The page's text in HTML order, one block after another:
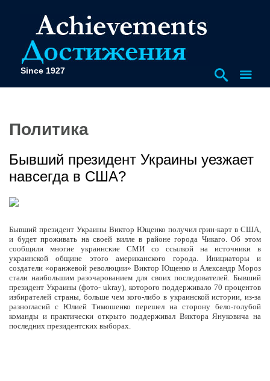
Since 1927
Политика
Бывший президент Украины уезжает
навсегда в США?
Бывший президент Украины Виктор Ющенко получил грин-карт в США,
и будет проживать на своей вилле в районе города Чикаго. Об этом
сообщили многие украинские СМИ со ссылкой на источники в
украинской общине этого американского города. Инициаторы и
создатели «оранжевой революции» Виктор Ющенко и Александр Мороз
стали наибольшим разочарованием для своих последователей. Бывший
президент Украины (фото- ukray), которого поддерживало 70 процентов
избирателей страны, больше чем кого-либо в украинской истории, из-за
разногласий с Юлией Тимошенко перешел на сторону бело-голубой
команды и практически открыто поддерживал Виктора Януковича на
последних президентских выборах.